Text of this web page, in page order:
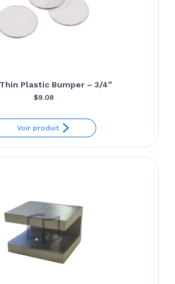
Plastic Bumper – 3/4″
$9.08
Voir produit